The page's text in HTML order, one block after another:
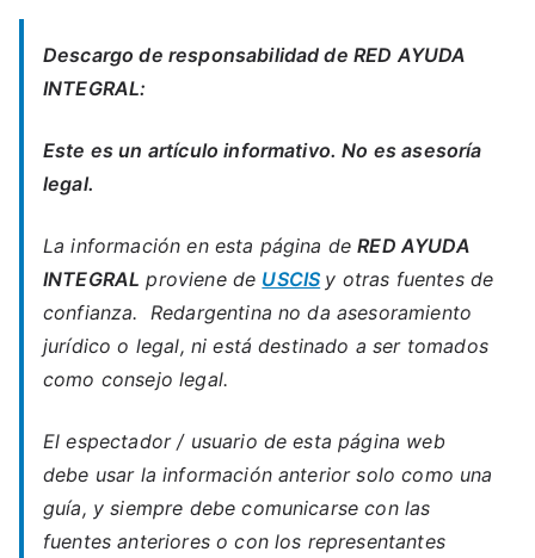
Descargo de responsabilidad de RED AYUDA
INTEGRAL:
Este es un artículo informativo. No es asesoría
legal.
La información en esta página deRED AYUDA
INTEGRAL proviene de USCIS y otras fuentes de
confianza. Redargentina no da asesoramiento
jurídico o legal, ni está destinado a ser tomados
como consejo legal.
El espectador / usuario de esta página web
debe usar la información anterior solo como una
guía, y siempre debe comunicarse con las
fuentes anteriores o con los representantes